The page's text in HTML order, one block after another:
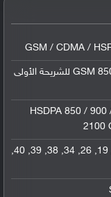
GSM / CDMA /
GSM 850 / 900 / 1800 / 1900 للشريحة الأولى
HSDPA 850 /
2100
1, 2, 3, 4, 5, 7, 8, 18, 19, 26, 34, 38, 39, 40,